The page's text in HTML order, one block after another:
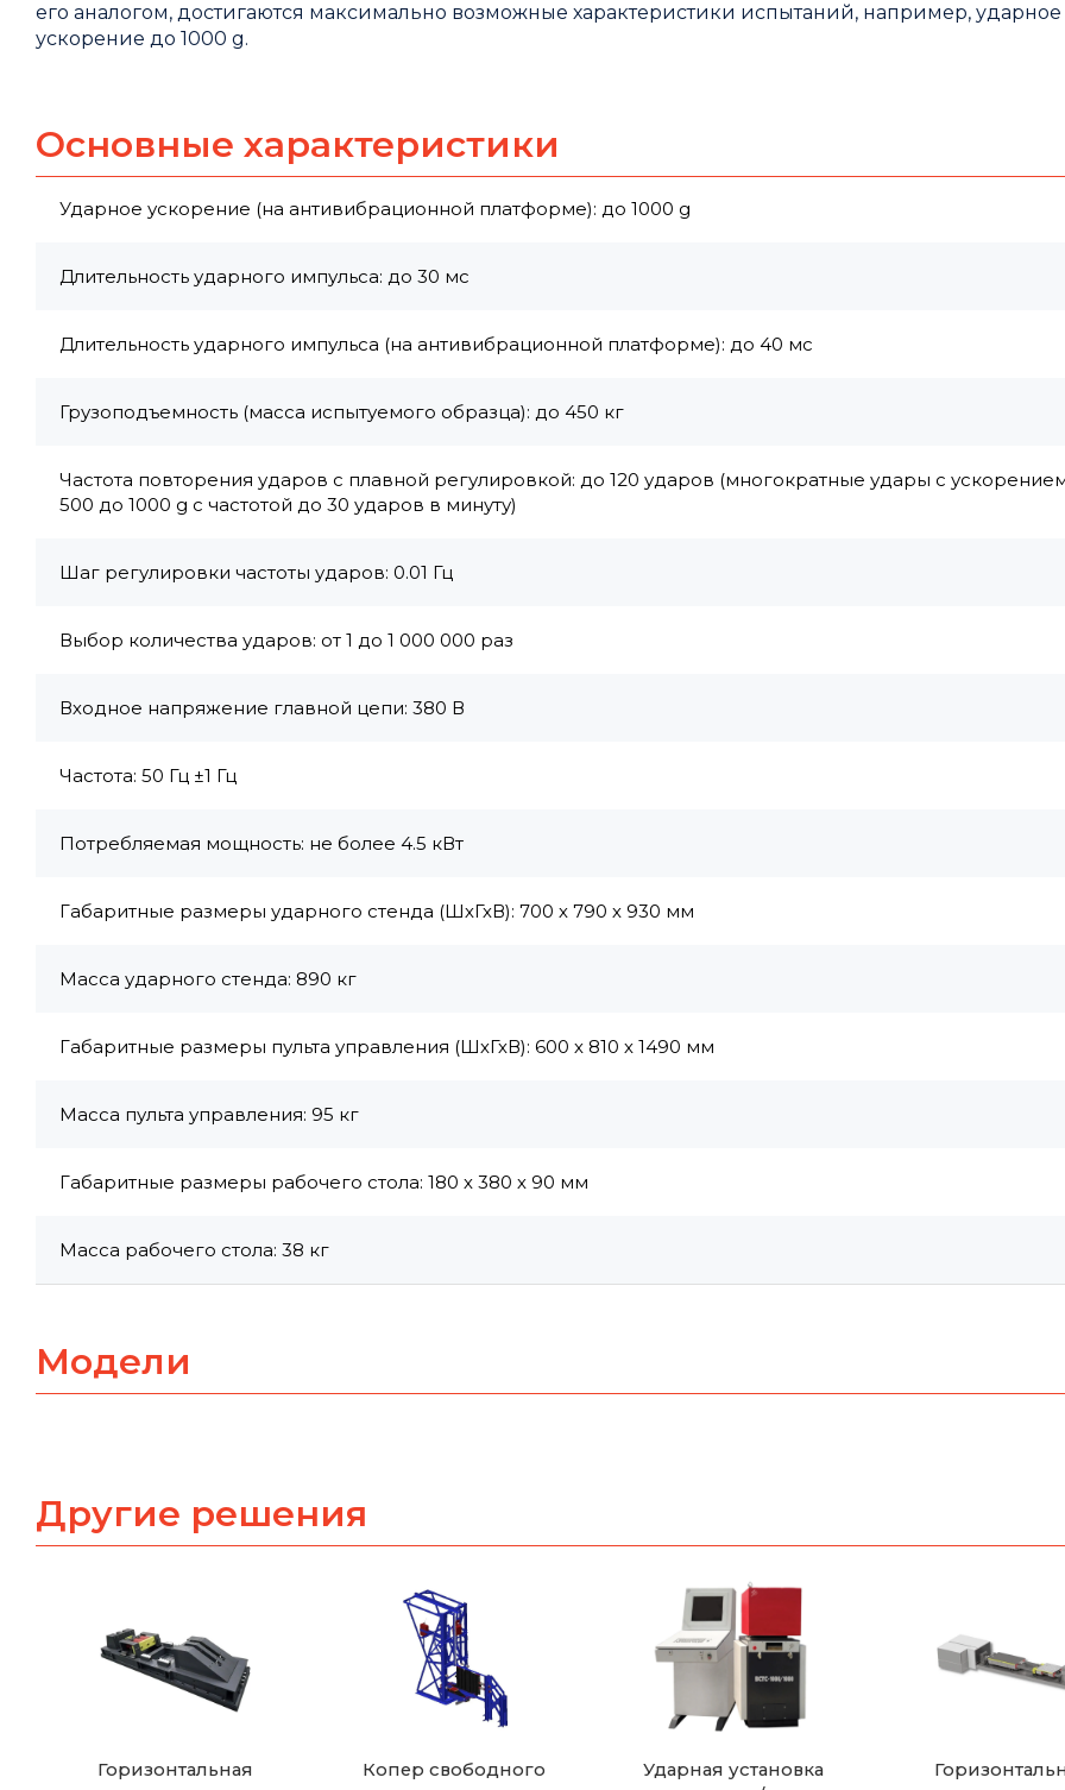
его аналогом, достигаются максимально возможные характеристики испытаний, например, ударное
ускорение до 1000 g.
Основные характеристики
Ударное ускорение (на антивибрационной платформе): до 1000 g
Длительность ударного импульса: до 30 мс
Длительность ударного импульса (на антивибрационной платформе): до 40 мс
Грузоподъемность (масса испытуемого образца): до 450 кг
Частота повторения ударов с плавной регулировкой: до 120 ударов (многократные удары с
500 до 1000 g с частотой до 30 ударов в минуту)
Шаг регулировки частоты ударов: 0.01 Гц
Выбор количества ударов: от 1 до 1 000 000 раз
Входное напряжение главной цепи: 380 В
Частота: 50 Гц ±1 Гц
Потребляемая мощность: не более 4.5 кВт
Габаритные размеры ударного стенда (ШхГхВ): 700 х 790 х 930 мм
Масса ударного стенда: 890 кг
Габаритные размеры пульта управления (ШхГхВ): 600 х 810 х 1490 мм
Масса пульта управления: 95 кг
Габаритные размеры рабочего стола: 180 х 380 х 90 мм
Масса рабочего стола: 38 кг
Модели
Другие решения
Горизонтальная
Копер свободного
Ударная установка